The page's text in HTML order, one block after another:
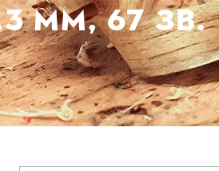
ММ, 67 ЗВ.